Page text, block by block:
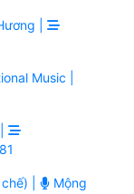
|
Music |
|
Mộng